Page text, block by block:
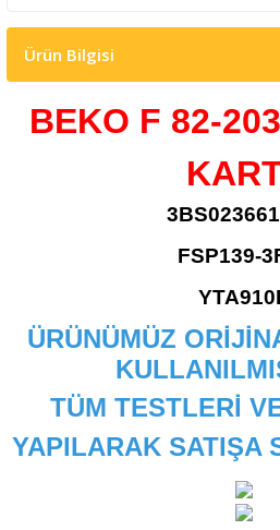
Ürün Bilgisi
BEKO F 82-
FSP139-
ÜRÜNÜMÜZ
TÜM TESTLERİ
YAPILARAK SATIŞA